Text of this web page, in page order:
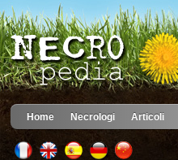
Home Necrologi Articoli